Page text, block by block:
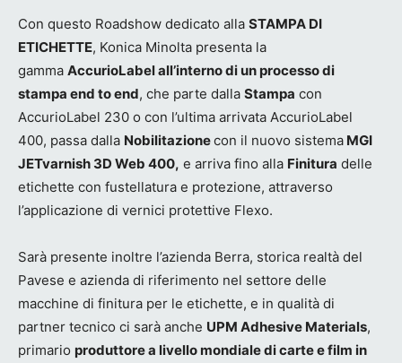
Con questo Roadshow dedicato alla STAMPA DI
ETICHETTE, Konica Minolta presenta la
gamma AccurioLabel all’interno di un processo di
stampa end to end, che parte dalla Stampa con
AccurioLabel 230 o con l’ultima arrivata AccurioLabel
400, passa dalla Nobilitazionecon il nuovo sistema MGI
JETvarnish 3D Web 400, e arriva fino alla Finitura delle
etichette con fustellatura e protezione, attraverso
l’applicazione di vernici protettive Flexo.
Sarà presente inoltre l’azienda Berra, storica realtà del
Pavese e azienda di riferimento nel settore delle
macchine di finitura per le etichette, e in qualità di
partner tecnico ci sarà anche UPM Adhesive Materials,
primario produttore a livello mondiale di carte e film in